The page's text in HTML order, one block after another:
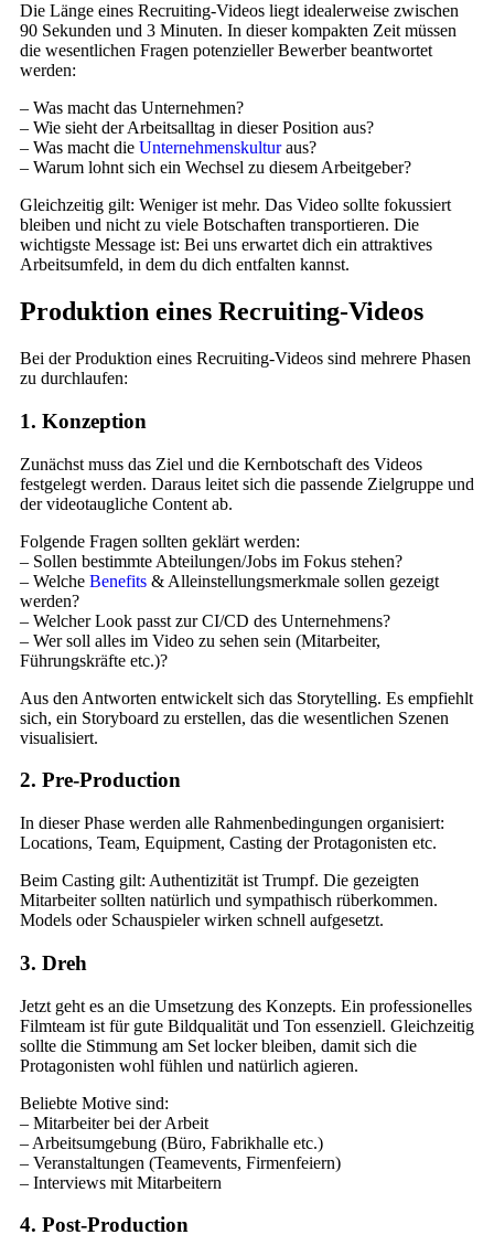
Die Länge eines Recruiting-Videos liegt idealerweise zwischen
90 Sekunden und 3 Minuten. In dieser kompakten Zeit müssen
die wesentlichen Fragen potenzieller Bewerber beantwortet
werden:
– Was macht das Unternehmen?
– Wie sieht der Arbeitsalltag in dieser Position aus?
– Was macht die Unternehmenskulturaus?
– Warum lohnt sich ein Wechsel zu diesem Arbeitgeber?
Gleichzeitig gilt: Weniger ist mehr. Das Video sollte fokussiert
bleiben und nicht zu viele Botschaften transportieren. Die
wichtigste Message ist: Bei uns erwartet dich ein attraktives
Arbeitsumfeld, in dem du dich entfalten kannst.
Produktion eines Recruiting-Videos
Bei der Produktion eines Recruiting-Videos sind mehrere Phasen
zu durchlaufen:
1. Konzeption
Zunächst muss das Ziel und die Kernbotschaft des Videos
festgelegt werden. Daraus leitet sich die passende Zielgruppe und
der videotaugliche Content ab.
Folgende Fragen sollten geklärt werden:
– Sollen bestimmte Abteilungen/Jobs im Fokus stehen?
– Welche Benefits & Alleinstellungsmerkmale sollen gezeigt
werden?
– Welcher Look passt zur CI/CD des Unternehmens?
– Wer soll alles im Video zu sehen sein (Mitarbeiter,
Führungskräfte etc.)?
Aus den Antworten entwickelt sich das Storytelling. Es empfiehlt
sich, ein Storyboard zu erstellen, das die wesentlichen Szenen
visualisiert.
2. Pre-Production
In dieser Phase werden alle Rahmenbedingungen organisiert:
Locations, Team, Equipment, Casting der Protagonisten etc.
Beim Casting gilt: Authentizität ist Trumpf. Die gezeigten
Mitarbeiter sollten natürlich und sympathisch rüberkommen.
Models oder Schauspieler wirken schnell aufgesetzt.
3. Dreh
Jetzt geht es an die Umsetzung des Konzepts. Ein professionelles
Filmteam ist für gute Bildqualität und Ton essenziell. Gleichzeitig
sollte die Stimmung am Set locker bleiben, damit sich die
Protagonisten wohl fühlen und natürlich agieren.
Beliebte Motive sind:
– Mitarbeiter bei der Arbeit
– Arbeitsumgebung (Büro, Fabrikhalle etc.)
– Veranstaltungen (Teamevents, Firmenfeiern)
– Interviews mit Mitarbeitern
4. Post-Production